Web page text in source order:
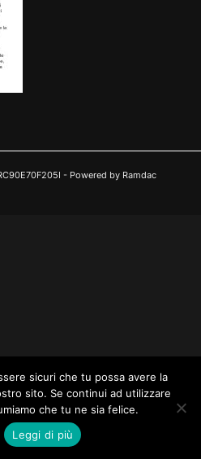
- Powered by Ramdac
sicuri che tu possa avere la
sito. Se continui ad utilizzare
che tu ne sia felice.
Leggi di più